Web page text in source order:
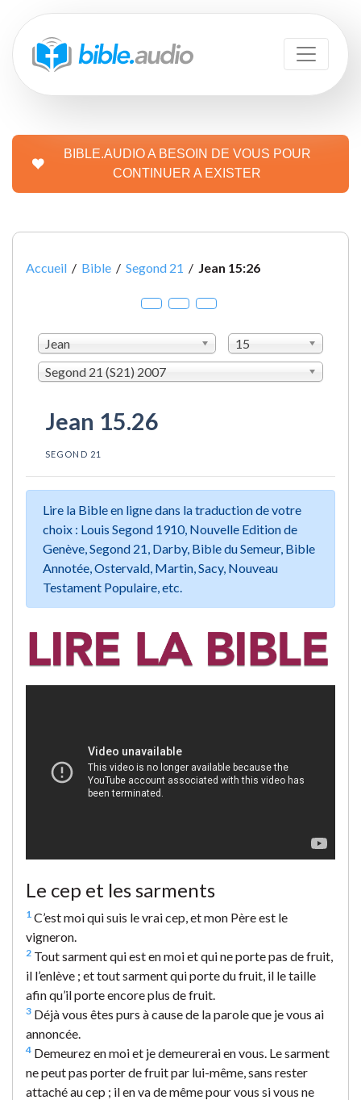
BIBLE.AUDIO A BESOIN DE VOUS POUR
CONTINUER A EXISTER
Accueil / Bible / Segond 21 / Jean 15:26
Jean
15
Segond 21 (S21) 2007
Jean 15.26
SEGOND 21
Lire la Bible en ligne dans la traduction de votre
choix : Louis Segond 1910, Nouvelle Edition de
Genève, Segond 21, Darby, Bible du Semeur, Bible
Annotée, Ostervald, Martin, Sacy, Nouveau
Testament Populaire, etc.
Le cep et les sarments
1 C’est moi qui suis le vrai cep, et mon Père est le
vigneron.
2 Tout sarment qui est en moi et qui ne porte pas de fruit,
il l’enlève ; et tout sarment qui porte du fruit, il le taille
afin qu’il porte encore plus de fruit.
3 Déjà vous êtes purs à cause de la parole que je vous ai
annoncée.
4 Demeurez en moi et je demeurerai en vous. Le sarment
ne peut pas porter de fruit par lui-même, sans rester
attaché au cep ; il en va de même pour vous si vous ne